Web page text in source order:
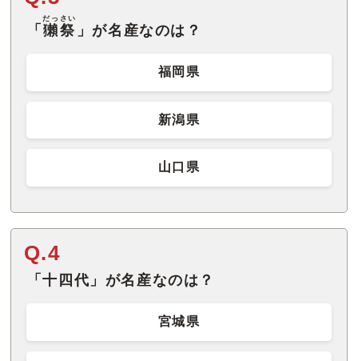
「 獺祭
だっさい
」が名産なのは？
福岡県
新潟県
山口県
Q.4
「十四代」が名産なのは？
宮城県